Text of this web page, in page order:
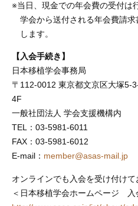
※当日、現金での年会費の受付は
学会から送付される年会費請
します。
【入会手続き】
日本移植学会事務局
〒112-0012 東京都文京区大塚5-
4F
一般社団法人 学会支援機構内
TEL：03-5981-6011
FAX：03-5981-6012
E-mail： member@asas-mail.jp
オンラインでも入会を受け付けて
＜日本移植学会ホームページ 入